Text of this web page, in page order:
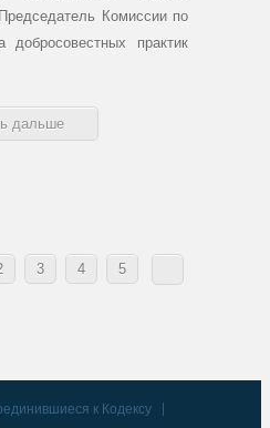
Комиссии по
добросовестных практик
дальше
3 4 5
к Кодексу